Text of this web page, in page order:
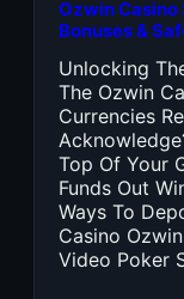
Ozwin Casino
Bonuses &
Unlocking
The Ozwin
Currencies
Top Of Your
Funds Out
Ways To
Casino
Video Poker